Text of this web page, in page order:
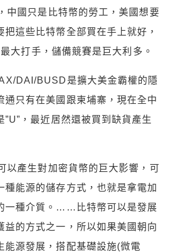
中國只是比特幣的勞工，美國想要
這些比特幣全部買在手上就好，
大打手，儲備競賽是巨大利多。
DAI/BUSD是擴大美金霸權的隱
通只有在美國跟柬埔寨，現在全中
”U”，最近居然還被買到缺貨產生
以產生對加密貨幣的巨大影響，可
種能源的儲存方式，也就是拿電加
一種介質。……比特幣可以是發展
益的方式之一，所以如果美國朝向
能源發展，搭配基礎設施(微電